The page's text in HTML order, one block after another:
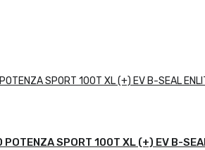
SPORT 100T XL (+) EV B-